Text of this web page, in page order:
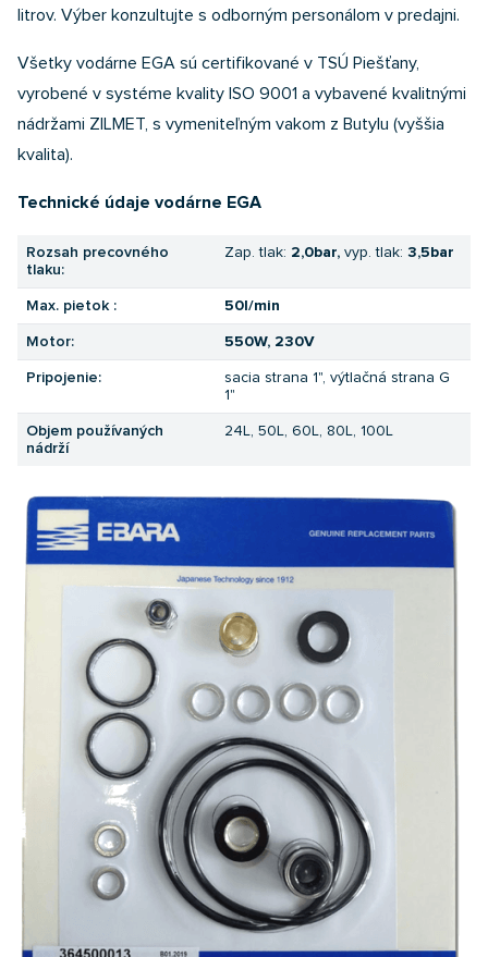
litrov. Výber konzultujte s odborným personálom v predajni.
Všetky vodárne EGA sú certifikované v TSÚ Piešťany,
vyrobené v systéme kvality ISO 9001 a vybavené kvalitnými
nádržami ZILMET, s vymeniteľným vakom z Butylu (vyššia
kvalita).
Technické údaje vodárne EGA
Rozsah precovného
tlaku:
Zap. tlak: 2,0bar, vyp. tlak: 3,5bar
Max. pietok : 50l/min
Motor: 550W, 230V
Pripojenie:
sacia strana 1", výtlačná strana G
1"
Objem používaných
nádrží
24L, 50L, 60L, 80L, 100L